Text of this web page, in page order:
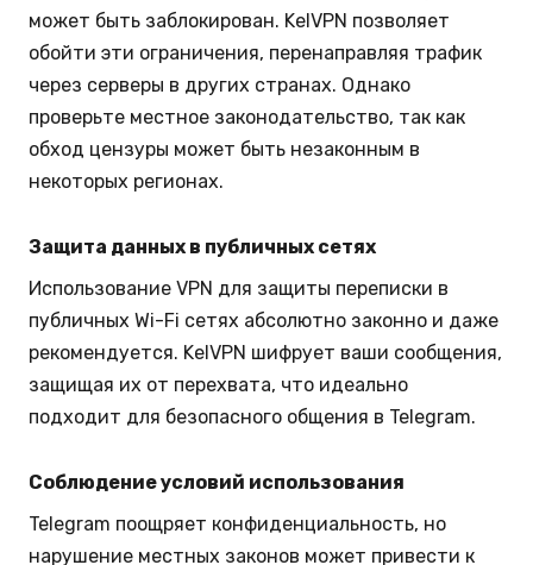
может быть заблокирован. KelVPN позволяет
обойти эти ограничения, перенаправляя трафик
через серверы в других странах. Однако
проверьте местное законодательство, так как
обход цензуры может быть незаконным в
некоторых регионах.
Защита данных в публичных сетях
Использование VPN для защиты переписки в
публичных Wi-Fi сетях абсолютно законно и даже
рекомендуется. KelVPN шифрует ваши сообщения,
защищая их от перехвата, что идеально
подходит для безопасного общения в Telegram.
Соблюдение условий использования
Telegram поощряет конфиденциальность, но
нарушение местных законов может привести к